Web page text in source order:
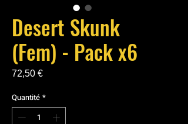
Desert Skunk
(Fem) - Pack x6
72,50 €Prix
Quantité *